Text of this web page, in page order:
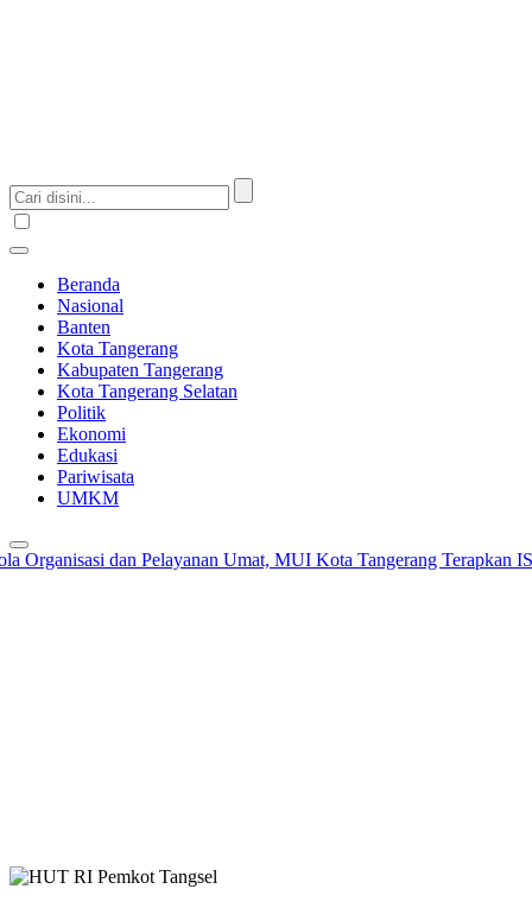
Beranda
Nasional
Banten
Kota Tangerang
Kabupaten Tangerang
Kota Tangerang Selatan
Politik
Ekonomi
Edukasi
Pariwisata
UMKM
dan Pelayanan Umat, MUI Kota Tangerang Terapkan ISO